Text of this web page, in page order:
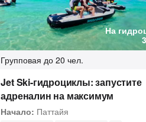
На
Групповая до 20 чел.
Jet Ski-гидроциклы: запустите
адреналин на максимум
Начало: Паттайя